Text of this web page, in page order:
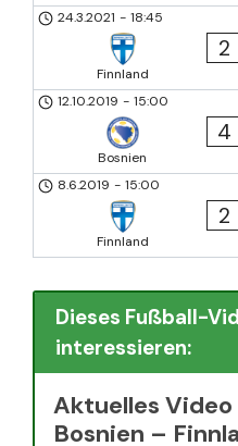
24.3.2021 - 18:45
Finnland
2
12.10.2019 - 15:00
Bosnien
4
8.6.2019 - 15:00
Finnland
2
Dieses Fußball-
interessieren:
Aktuelles Video
Bosnien –